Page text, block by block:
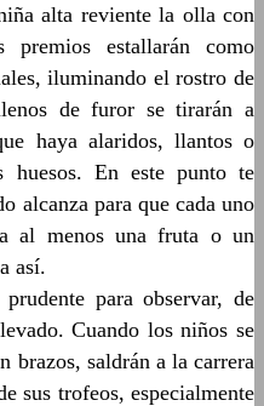
alta reviente la olla con
estallarán como
iluminando el rostro de
de furor se tirarán a
haya alaridos, llantos o
huesos. En este punto te
alcanza para que cada uno
al menos una fruta o un
así.
para observar, de
Cuando los niños se
brazos, saldrán a la carrera
sus trofeos, especialmente